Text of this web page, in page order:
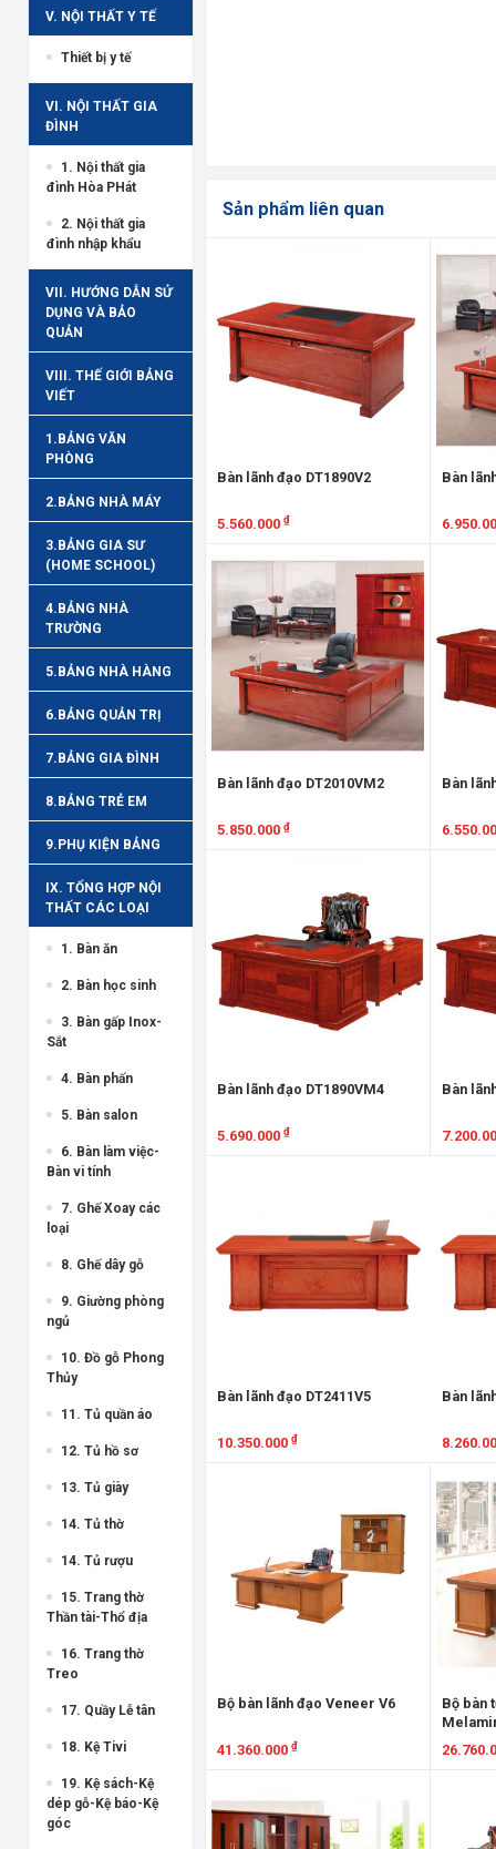
V. NỘI THẤT Y TẾ
Thiết bị y tế
VI. NỘI THẤT GIA
ĐÌNH
1. Nội thất gia
đình Hòa PHát
2. Nội thất gia
đình nhập khẩu
VII. HƯỚNG DẪN SỬ
DỤNG VÀ BẢO
QUẢN
VIII. THẾ GIỚI BẢNG
VIẾT
1.BẢNG VĂN
PHÒNG
2.BẢNG NHÀ MÁY
3.BẢNG GIA SƯ
(HOME SCHOOL)
4.BẢNG NHÀ
TRƯỜNG
5.BẢNG NHÀ HÀNG
6.BẢNG QUẢN TRỊ
7.BẢNG GIA ĐÌNH
8.BẢNG TRẺ EM
9.PHỤ KIỆN BẢNG
IX. TỔNG HỢP NỘI
THẤT CÁC LOẠI
1. Bàn ăn
2. Bàn học sinh
3. Bàn gấp Inox-
Sắt
4. Bàn phấn
5. Bàn salon
6. Bàn làm việc-
Bàn vi tính
7. Ghế Xoay các
loại
8. Ghế dây gỗ
9. Giường phòng
ngủ
10. Đồ gỗ Phong
Thủy
11. Tủ quần áo
12. Tủ hồ sơ
13. Tủ giày
14. Tủ thờ
14. Tủ rượu
15. Trang thờ
Thần tài-Thổ địa
16. Trang thờ
Treo
17. Quầy Lễ tân
18. Kệ Tivi
19. Kệ sách-Kệ
dép gỗ-Kệ báo-Kệ
góc
Sản phẩm liên quan
Bàn lãnh đạo DT1890V2
5.560.000 ₫
Bàn
Bàn lãnh đạo DT2010VM2
5.850.000 ₫
Bàn
Bàn lãnh đạo DT1890VM4
5.690.000 ₫
Bàn
Bàn lãnh đạo DT2411V5
10.350.000 ₫
Bàn
Bộ bàn lãnh đạo Veneer V6
41.360.000 ₫
Bộ bàn